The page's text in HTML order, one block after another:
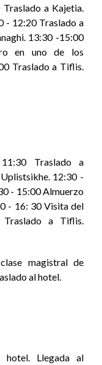
a Kajetia.
- 12:20 Traslado a
13:30 -15:00
en uno de los
Traslado a Tiflis.
Traslado a
12:30 -
- 15:00 Almuerzo
- 16: 30 Visita del
a Tiflis.
magistral de
al hotel.
hotel. Llegada al